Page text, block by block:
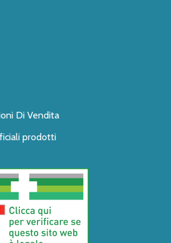
Di Vendita
prodotti